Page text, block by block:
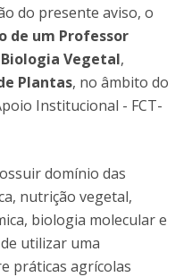
do presente aviso, o
de um Professor
Vegetal,
Plantas, no âmbito do
Institucional - FCT-
domínio das
nutrição vegetal,
biologia molecular e
utilizar uma
práticas agrícolas